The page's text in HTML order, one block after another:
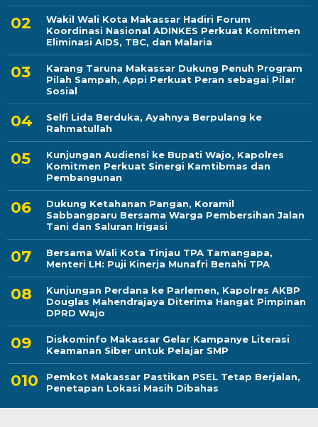
Wakil Wali Kota Makassar Hadiri Forum
Koordinasi Nasional ADINKES Perkuat Komitmen
Eliminasi AIDS, TBC, dan Malaria
Karang Taruna Makassar Dukung Penuh Program
Pilah Sampah, Appi Perkuat Peran sebagai Pilar
Sosial
Selfi Lida Berduka, Ayahnya Berpulang ke
Rahmatullah
Kunjungan Audiensi ke Bupati Wajo, Kapolres
Komitmen Perkuat Sinergi Kamtibmas dan
Pembangunan
Dukung Ketahanan Pangan, Koramil
Sabbangparu Bersama Warga Pembersihan Jalan
Tani dan Saluran Irigasi
Bersama Wali Kota Tinjau TPA Tamangapa,
Menteri LH: Puji Kinerja Munafri Benahi TPA
Kunjungan Perdana ke Parlemen, Kapolres AKBP
Douglas Mahendrajaya Diterima Hangat Pimpinan
DPRD Wajo
Diskominfo Makassar Gelar Kampanye Literasi
Keamanan Siber untuk Pelajar SMP
Pemkot Makassar Pastikan PSEL Tetap Berjalan,
Penetapan Lokasi Masih Dibahas